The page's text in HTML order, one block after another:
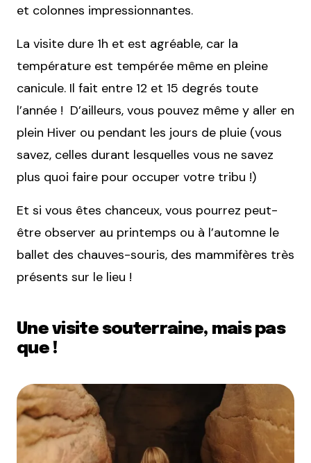
et colonnes impressionnantes.
La visite dure 1h et est agréable, car la
température est tempérée même en pleine
canicule. Il fait entre 12 et 15 degrés toute
l’année ! D’ailleurs, vous pouvez même y aller en
plein Hiver ou pendant les jours de pluie (vous
savez, celles durant lesquelles vous ne savez
plus quoi faire pour occuper votre tribu !)
Et si vous êtes chanceux, vous pourrez peut-
être observer au printemps ou à l’automne le
ballet des chauves-souris, des mammifères très
présents sur le lieu !
Une visite souterraine, mais pas
que !